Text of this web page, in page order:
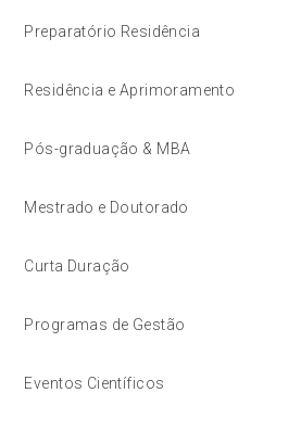
Preparatório Residência
Residência e Aprimoramento
Pós-graduação & MBA
Mestrado e Doutorado
Curta Duração
Programas de Gestão
Eventos Científicos